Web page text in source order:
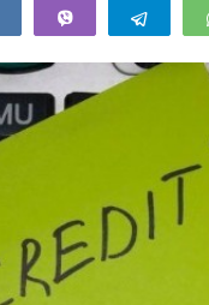
Partagez